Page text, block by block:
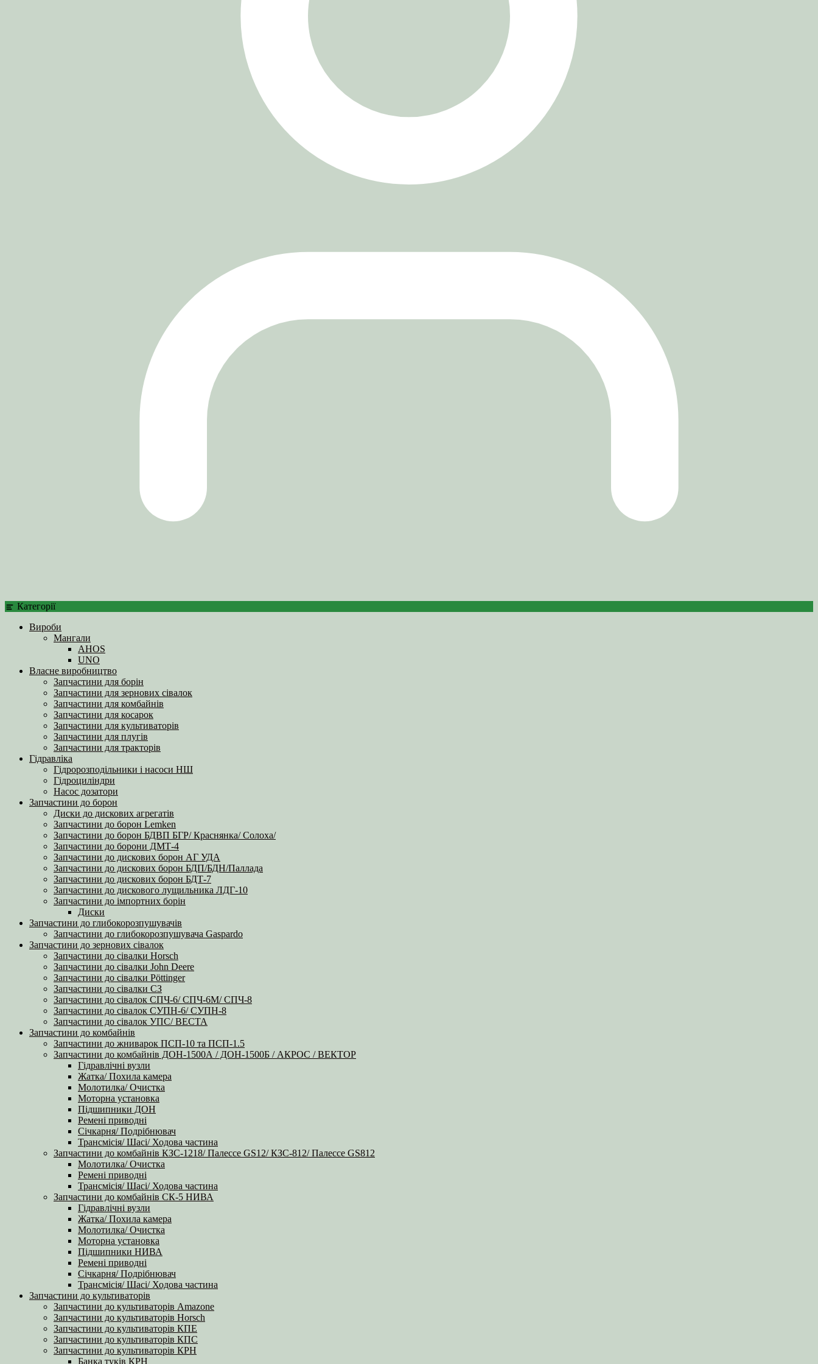
Категорії
Вироби
Мангали
AHOS
UNO
Власне виробництво
Запчастини для борін
Запчастини для зернових сівалок
Запчастини для комбайнів
Запчастини для косарок
Запчастини для культиваторів
Запчастини для плугів
Запчастини для тракторів
Гідравліка
Гідророзподільники і насоси НШ
Гідроциліндри
Насос дозатори
Запчастини до борон
Диски до дискових агрегатів
Запчастини до борон Lemken
Запчастини до борон БДВП БГР/ Краснянка/ Солоха/
Запчастини до борони ДМТ-4
Запчастини до дискових борон АГ УДА
Запчастини до дискових борон БДП/БДН/Паллада
Запчастини до дискових борон БДТ-7
Запчастини до дискового лущильника ЛДГ-10
Запчастини до імпортних борін
Диски
Запчастини до глибокорозпушувачів
Запчастини до глибокорозпушувача Gaspardo
Запчастини до зернових сівалок
Запчастини до сівалки Horsch
Запчастини до сівалки John Deere
Запчастини до сівалки Pöttinger
Запчастини до сівалки СЗ
Запчастини до сівалок СПЧ-6/ СПЧ-6М/ СПЧ-8
Запчастини до сівалок СУПН-6/ СУПН-8
Запчастини до сівалок УПС/ ВЕСТА
Запчастини до комбайнів
Запчастини до жниварок ПСП-10 та ПСП-1.5
Запчастини до комбайнів ДОН-1500А / ДОН-1500Б / АКРОС / ВЕКТОР
Гідравлічні вузли
Жатка/ Похила камера
Молотилка/ Очистка
Моторна установка
Підшипники ДОН
Ремені приводні
Січкарня/ Подрібнювач
Трансмісія/ Шасі/ Ходова частина
Запчастини до комбайнів КЗС-1218/ Палессе GS12/ КЗС-812/ Палессе GS812
Молотилка/ Очистка
Ремені приводні
Трансмісія/ Шасі/ Ходова частина
Запчастини до комбайнів СК-5 НИВА
Гідравлічні вузли
Жатка/ Похила камера
Молотилка/ Очистка
Моторна установка
Підшипники НИВА
Ремені приводні
Січкарня/ Подрібнювач
Трансмісія/ Шасі/ Ходова частина
Запчастини до культиваторів
Запчастини до культиваторів Amazone
Запчастини до культиваторів Horsch
Запчастини до культиваторів КПЕ
Запчастини до культиваторів КПС
Запчастини до культиваторів КРН
Банка туків КРН